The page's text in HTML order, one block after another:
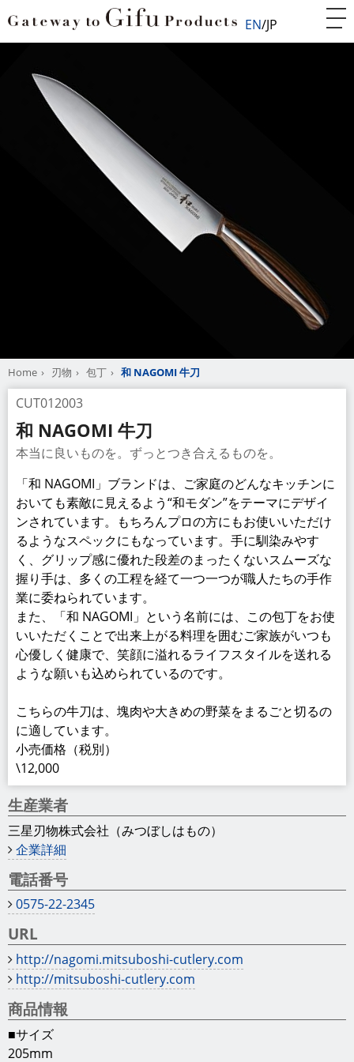
EN JP
Home 刃物 包丁 和 NAGOMI 牛刀
CUT012003
和 NAGOMI 牛刀
本当に良いものを。ずっとつき合えるものを。
「和 NAGOMI」ブランドは、ご家庭のどんなキッチンに
おいても素敵に見えるよう“和モダン”をテーマにデザイ
ンされています。もちろんプロの方にもお使いいただけ
るようなスペックにもなっています。手に馴染みやす
く、グリップ感に優れた段差のまったくないスムーズな
握り手は、多くの工程を経て一つ一つが職人たちの手作
業に委ねられています。
また、「和 NAGOMI」という名前には、この包丁をお使
いいただくことで出来上がる料理を囲むご家族がいつも
心優しく健康で、笑顔に溢れるライフスタイルを送れる
ような願いも込められているのです。
こちらの牛刀は、塊肉や大きめの野菜をまるごと切るの
に適しています。
小売価格（税別）
\12,000
生産業者
三星刃物株式会社（みつぼしはもの）
企業詳細
電話番号
0575-22-2345
URL
http://nagomi.mitsuboshi-cutlery.com
http://mitsuboshi-cutlery.com
商品情報
■サイズ
205mm